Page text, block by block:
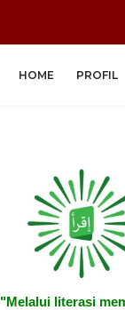
HOME PROFIL
"Melalui literasi